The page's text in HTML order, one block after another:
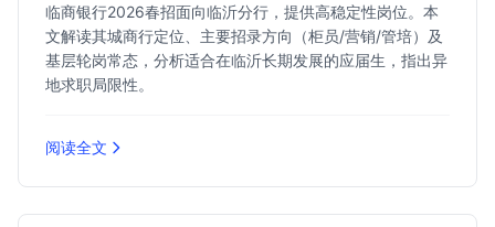
临商银行2026春招面向临沂分行，提供高稳定性岗位。本
文解读其城商行定位、主要招录方向（柜员/营销/管培）及
基层轮岗常态，分析适合在临沂长期发展的应届生，指出异
地求职局限性。
阅读全文